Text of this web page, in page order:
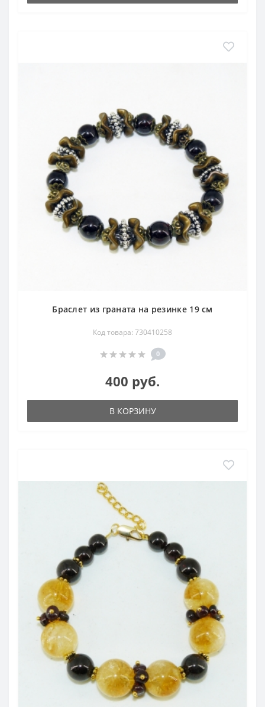
относится к камням, которые очищают организм,
кровообращение, стимулирует деятельность гипофиза.
Браслет из граната на резинке 19 см
Код товара: 730410258
0
400 руб.
В КОРЗИНУ